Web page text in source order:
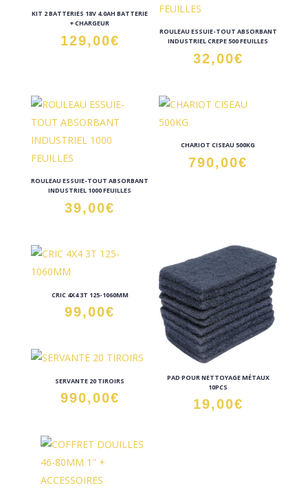
KIT 2 BATTERIES 18V 4.0AH BATTERIE
+ CHARGEUR
129,00€
ROULEAU ESSUIE-TOUT ABSORBANT
INDUSTRIEL CREPE 500 FEUILLES
32,00€
ROULEAU ESSUIE-TOUT ABSORBANT
INDUSTRIEL 1000 FEUILLES
39,00€
CHARIOT CISEAU 500KG
790,00€
CRIC 4X4 3T 125-1060MM
99,00€
PAD POUR NETTOYAGE MÉTAUX
10PCS
19,00€
SERVANTE 20 TIROIRS
990,00€